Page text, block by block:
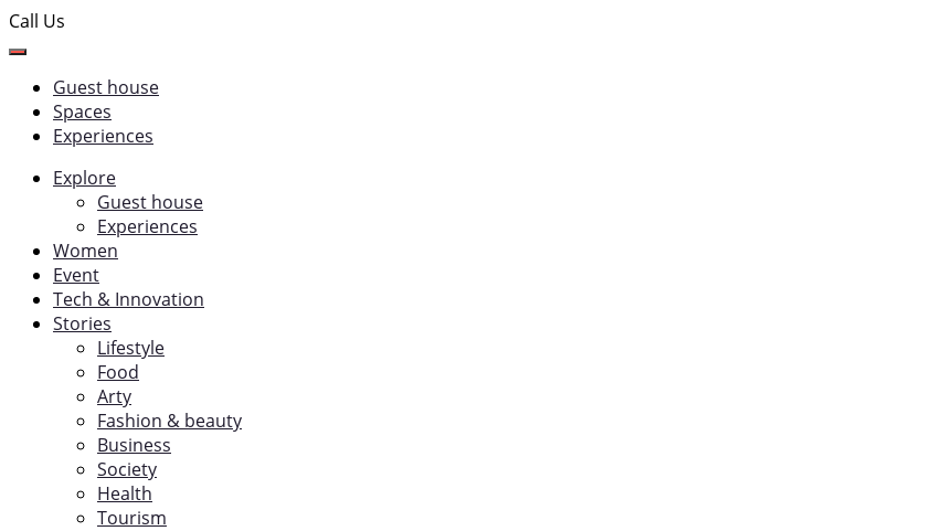
Call Us
Guest house
Spaces
Experiences
Explore
Guest house
Experiences
Women
Event
Tech & Innovation
Stories
Lifestyle
Food
Arty
Fashion & beauty
Business
Society
Health
Tourism